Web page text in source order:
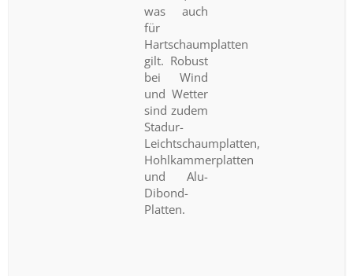
was auch
für
Hartschaumplatten
gilt. Robust
bei Wind
und Wetter
sind zudem
Stadur-
Leichtschaumplatten,
Hohlkammerplatten
und Alu-
Dibond-
Platten.